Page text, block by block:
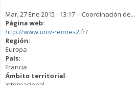
Mar, 27 Ene 2015 - 13:17-- Coordinación de...
Página web:
http://www.univ-rennes2.fr/
Región:
Europa
País:
Francia
Ámbito territorial: